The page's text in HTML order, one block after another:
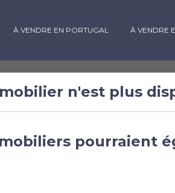
À VENDRE EN PORTUGAL À VENDRE
à
Espagne
n'est plus
pourraient